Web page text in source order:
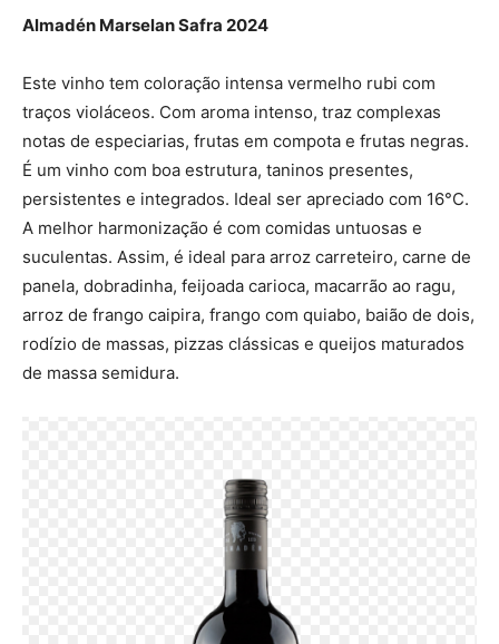
Almadén Marselan Safra 2024
Este vinho tem coloração intensa vermelho rubi com
traços violáceos. Com aroma intenso, traz complexas
notas de especiarias, frutas em compota e frutas negras.
É um vinho com boa estrutura, taninos presentes,
persistentes e integrados. Ideal ser apreciado com 16°C.
A melhor harmonização é com comidas untuosas e
suculentas. Assim, é ideal para arroz carreteiro, carne de
panela, dobradinha, feijoada carioca, macarrão ao ragu,
arroz de frango caipira, frango com quiabo, baião de dois,
rodízio de massas, pizzas clássicas e queijos maturados
de massa semidura.